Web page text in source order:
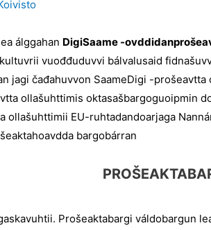
álggahan DigiSaame -
vuođđuduvvi bálvalusaid
jagi čađahuvvon SaameDigi -
ollašuhttimis oktasašbargoguoipmin
ollašuhttimii EU-ruhtadandoarjaga
bargobárran
Prošeaktabargi váldobargun